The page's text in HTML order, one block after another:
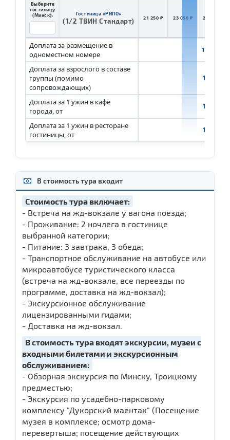
Выберите
гостиницу
(Минск):
Гостиница «РИПО»
(1/2 ТВИН Стандарт) 21 250 ₽ 23 050 ₽ 26 650 ₽
Доплата за размещение в
одноместном номере
1 000 ₽
Доплата за взрослого в составе
группы (помимо
сопровождающих)
1 550 ₽
Доплата за 1 ужин в кафе
города, от
1 000 ₽
Доплата за 1 ужин в ресторане
гостиницы, от
1 200 ₽
В стоимость тура входит
Стоимость тура включает:
- Встреча на жд-вокзале у вагона поезда;
- Проживание: 2 ночлега в гостинице
выбранной категории;
- Питание: 3 завтрака, 3 обеда;
- Транспортное обслуживание на автобусе или
микроавтобусе туристического класса
(встреча на жд-вокзале, все переезды по
программе, доставка на жд-вокзал);
- Экскурсионное обслуживание
лицензированными гидами;
- Доставка на жд-вокзал.
В стоимость тура входят экскурсии, музеи с
входными билетами и экскурсионным
обслуживанием:
- Обзорная экскурсия по Минску, Троицкому
предместью;
- Экскурсия по усадебно-парковому
комплексу "Дукорский маёнтак" (Посещение
музея в комплексе; осмотр дома-
перевертыша; посещение действующих